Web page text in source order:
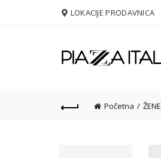
LOKACIJE PRODAVNICA
Početna ŽENE